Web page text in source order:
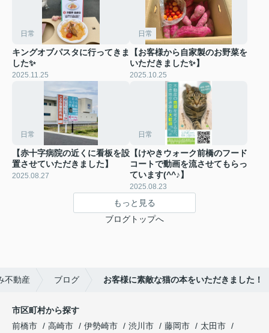
日常
キングオブパスタに行ってきま
した✨
2025.11.25
日常
【お客様から自家製のお野菜を
いただきました✨️】
2025.10.25
日常
【赤十字病院の近くに看板を設
置させていただきました】
2025.08.27
日常
【けやきウォーク前橋のフード
コートで動画を流させてもらっ
ています(^^♪】
2025.08.23
もっと見る
ブログトップへ
不動産 ブログ お客様に素敵な猫の本をいただきました！
市区町村から探す
前橋市
高崎市 伊勢崎市 渋川市 藤岡市
太田市